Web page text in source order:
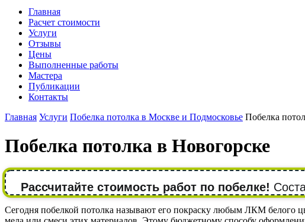
Главная
Расчет стоимости
Услуги
Отзывы
Цены
Выполненные работы
Мастера
Публикации
Контакты
Главная Услуги Побелка потолка в Москве и Подмосковье Побелка
Побелка потолка в Новогорске
Рассчитайте стоимость работ по побелке!
Сегодня побелкой потолка называют его покраску любым ЛКМ белого